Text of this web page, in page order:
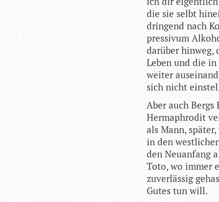
die sie selbt
drin­gend nach
pres­si­vum
dar­über hin­weg,
Leben und die
wei­ter
sich nicht
Aber auch
Herm­aphro­dit
als Mann,
in den
den Neu­an­fang
Toto, wo immer
zuver­läs­sig
Gutes tun will.